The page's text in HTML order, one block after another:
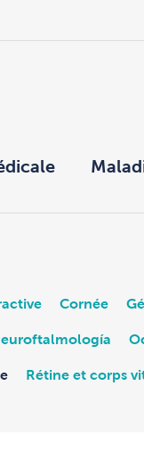
Cornée
Rétine et corps